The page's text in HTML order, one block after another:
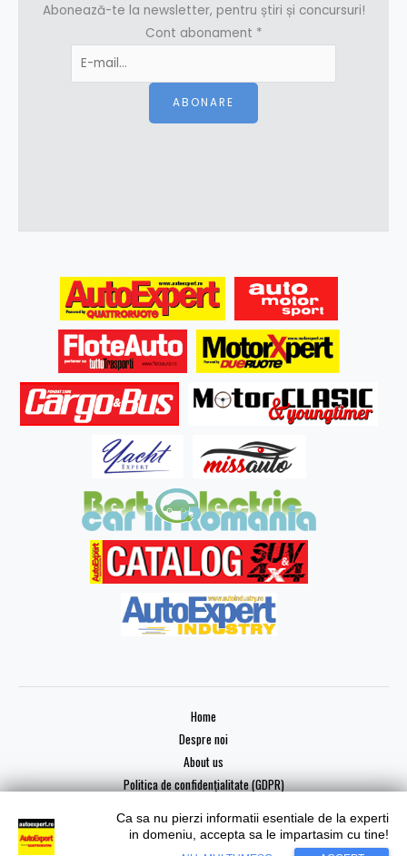
Abonează-te la newsletter, pentru știri și concursuri!
Cont abonament *
ABONARE
Home
Despre noi
About us
Politica de confidențialitate (GDPR)
Ca sa nu pierzi informatii esentiale de la experti
in domeniu, accepta sa le impartasim cu tine!